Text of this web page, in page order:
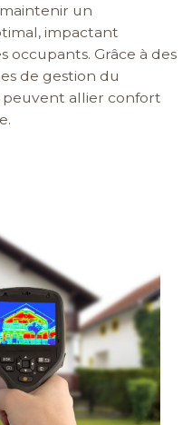
un
impactant
Grâce à des
de gestion du
peuvent allier confort